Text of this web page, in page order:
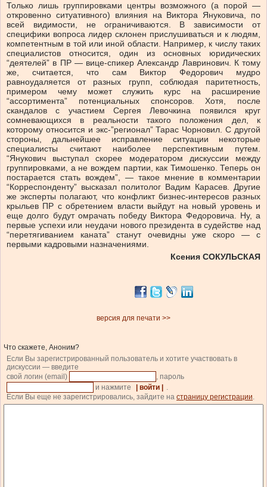
Только лишь группировками центры возможного (а порой —
откровенно ситуативного) влияния на Виктора Януковича, по
всей видимости, не ограничиваются. В зависимости от
специфики вопроса лидер склонен прислушиваться и к людям,
компетентным в той или иной области. Например, к числу таких
специалистов относится, один из основных юридических
“деятелей” в ПР — вице-спикер Александр Лавринович. К тому
же, считается, что сам Виктор Федорович мудро
равноудаляется от разных групп, соблюдая паритетность,
примером чему может служить курс на расширение
“ассортимента” потенциальных спонсоров. Хотя, после
скандалов с участием Сергея Левочкина появился круг
сомневающихся в реальности такого положения дел, к
которому относится и экс-”регионал” Тарас Чорновил. С другой
стороны, дальнейшее исправление ситуации некоторые
специалисты считают наиболее перспективным путем.
“Янукович выступал скорее модератором дискуссии между
группировками, а не вождем партии, как Тимошенко. Теперь он
постарается стать вождем”, — такое мнение в комментарии
“Корреспонденту” высказал политолог Вадим Карасев. Другие
же эксперты полагают, что конфликт бизнес-интересов разных
крыльев ПР с обретением власти выйдут на новый уровень и
еще долго будут омрачать победу Виктора Федоровича. Ну, а
первые успехи или неудачи нового президента в судействе над
“перетягиванием каната” станут очевидны уже скоро — с
первыми кадровыми назначениями.
Ксения СОКУЛЬСКАЯ
версия для печати >>
Что скажете, Аноним?
Если Вы зарегистрированный пользователь и хотите участвовать в
дискуссии — введите
свой логин (email)
, пароль
и нажмите
| войти |
.
Если Вы еще не зарегистрировались, зайдите на страницу регистрации.